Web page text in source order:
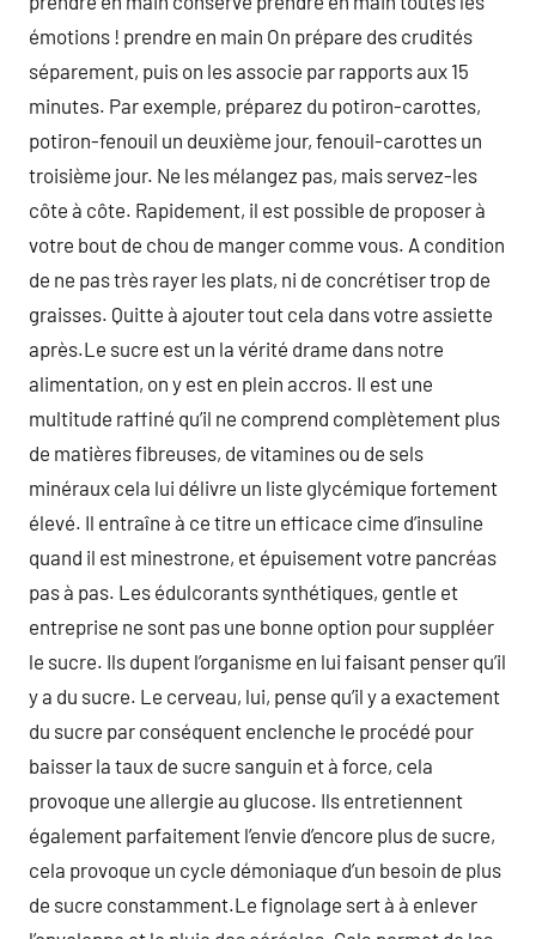
émotions ! prendre en main On prépare des crudités
séparement, puis on les associe par rapports aux 15
minutes. Par exemple, préparez du potiron-carottes,
potiron-fenouil un deuxième jour, fenouil-carottes un
troisième jour. Ne les mélangez pas, mais servez-les
côte à côte. Rapidement, il est possible de proposer à
votre bout de chou de manger comme vous. A condition
de ne pas très rayer les plats, ni de concrétiser trop de
graisses. Quitte à ajouter tout cela dans votre assiette
après.Le sucre est un la vérité drame dans notre
alimentation, on y est en plein accros. Il est une
multitude raffiné qu’il ne comprend complètement plus
de matières fibreuses, de vitamines ou de sels
minéraux cela lui délivre un liste glycémique fortement
élevé. Il entraîne à ce titre un efficace cime d’insuline
quand il est minestrone, et épuisement votre pancréas
pas à pas. Les édulcorants synthétiques, gentle et
entreprise ne sont pas une bonne option pour suppléer
le sucre. Ils dupent l’organisme en lui faisant penser qu’il
y a du sucre. Le cerveau, lui, pense qu’il y a exactement
du sucre par conséquent enclenche le procédé pour
baisser la taux de sucre sanguin et à force, cela
provoque une allergie au glucose. Ils entretiennent
également parfaitement l’envie d’encore plus de sucre,
cela provoque un cycle démoniaque d’un besoin de plus
de sucre constamment.Le fignolage sert à à enlever